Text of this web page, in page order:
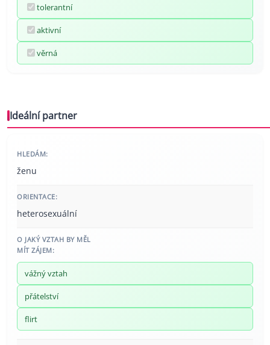
tolerantní
aktivní
věrná
Ideální partner
HLEDÁM:
ženu
ORIENTACE:
heterosexuální
O JAKÝ VZTAH BY MĚL
MÍT ZÁJEM:
vážný vztah
přátelství
flirt